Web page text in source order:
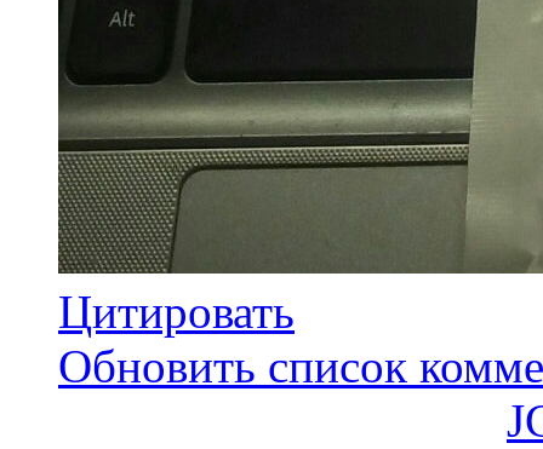
Цитировать
Обновить список